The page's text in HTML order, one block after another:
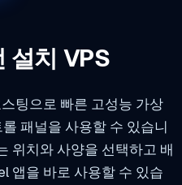
설치 VPS
팅으로 빠른 고성능 가상
패널을 사용할 수 있습니
위치와 사양을 선택하고 배
앱을 바로 사용할 수 있습